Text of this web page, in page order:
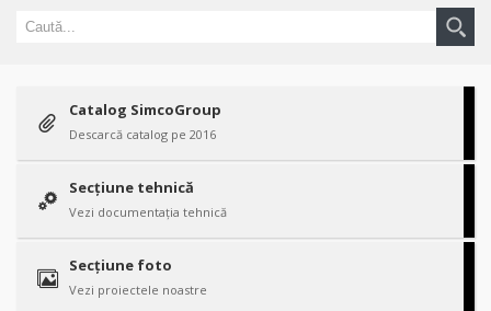
Căutare:
Catalog SimcoGroup
Descarcă catalog pe 2016
Secțiune tehnică
Vezi documentația tehnică
Secțiune foto
Vezi proiectele noastre